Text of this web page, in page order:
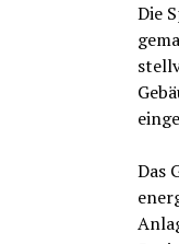
Die
Das